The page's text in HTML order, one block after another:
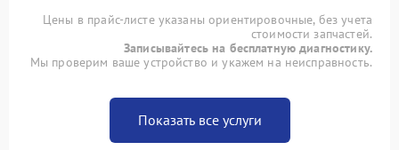
Цены в прайс-листе указаны ориентировочные, без учета
стоимости запчастей.
Записывайтесь на бесплатную диагностику.
Мы проверим ваше устройство и укажем на неисправность.
Показать все услуги